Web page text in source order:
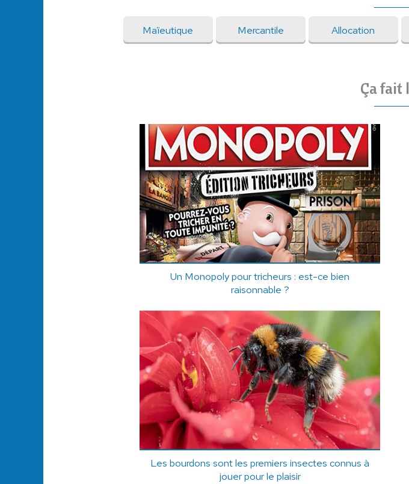
Maïeutique Mercantile Allocation
Ça fait
Un Monopoly pour tricheurs : est-ce bien
raisonnable ?
Les bourdons sont les premiers insectes connus à
jouer pour le plaisir